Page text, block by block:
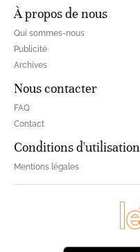
À propos de nous
Qui sommes-nous
Publicité
Archives
Nous contacter
FAQ
Contact
Conditions d'utilisation
Mentions légales